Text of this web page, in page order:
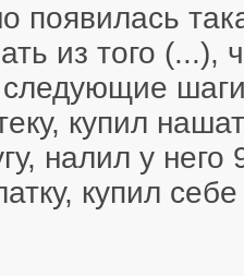
появилась
из того (...),
купил
налил у него
купил